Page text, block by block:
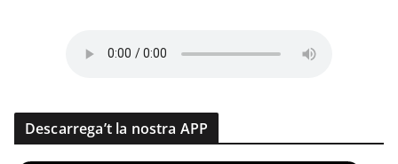
Descarrega’t la nostra APP